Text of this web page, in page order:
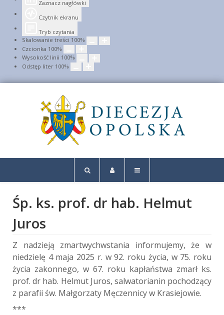
Zaznacz nagłówki
Czytnik ekranu
Tryb czytania
Skalowanie treści 100%
Czcionka 100%
Wysokość linii 100%
Odstęp liter 100%
Śp. ks. prof. dr hab. Helmut
Juros
Z nadzieją zmartwychwstania informujemy, że w
niedzielę 4 maja 2025 r. w 92. roku życia, w 75. roku
życia zakonnego, w 67. roku kapłaństwa zmarł ks.
prof. dr hab. Helmut Juros, salwatorianin pochodzący
z parafii św. Małgorzaty Męczennicy w Krasiejowie.
***